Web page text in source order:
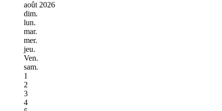
août 2026
dim.
lun.
mar.
mer.
jeu.
Ven.
sam.
1
2
3
4